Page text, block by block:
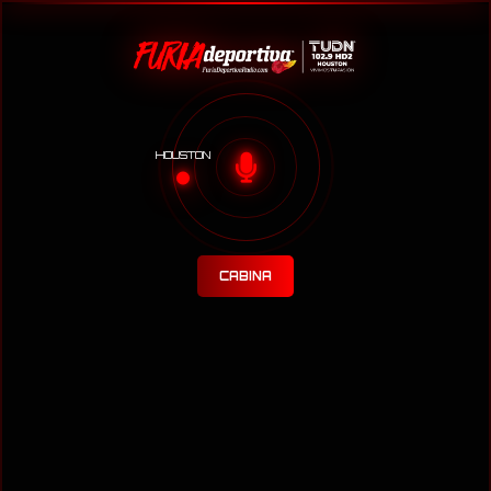
HOUSTON
CABINA